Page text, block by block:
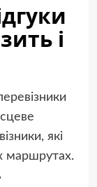
і
які
маршрутах.